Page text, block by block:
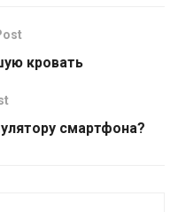
кровать
смартфона?